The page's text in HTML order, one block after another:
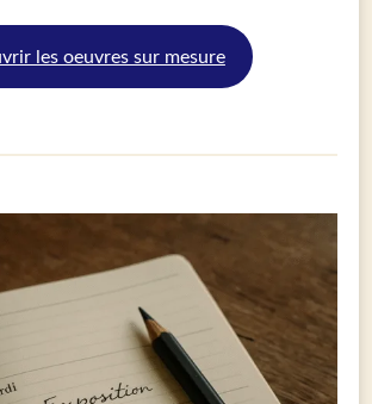
les oeuvres sur mesure